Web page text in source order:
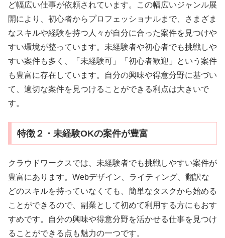
ど幅広い仕事が依頼されています。この幅広いジャンル展
開により、初心者からプロフェッショナルまで、さまざま
なスキルや経験を持つ人々が自分に合った案件を見つけや
すい環境が整っています。未経験者や初心者でも挑戦しや
すい案件も多く、「未経験可」「初心者歓迎」という案件
も豊富に存在しています。自分の興味や得意分野に基づい
て、適切な案件を見つけることができる利点は大きいで
す。
特徴２・未経験OKの案件が豊富
クラウドワークスでは、未経験者でも挑戦しやすい案件が
豊富にあります。Webデザイン、ライティング、翻訳な
どのスキルを持っていなくても、簡単なタスクから始める
ことができるので、副業として初めて利用する方にもおす
すめです。自分の興味や得意分野を活かせる仕事を見つけ
ることができる点も魅力の一つです。